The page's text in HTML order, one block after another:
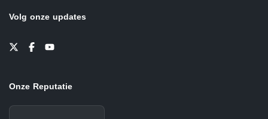
Volg onze updates
Onze Reputatie